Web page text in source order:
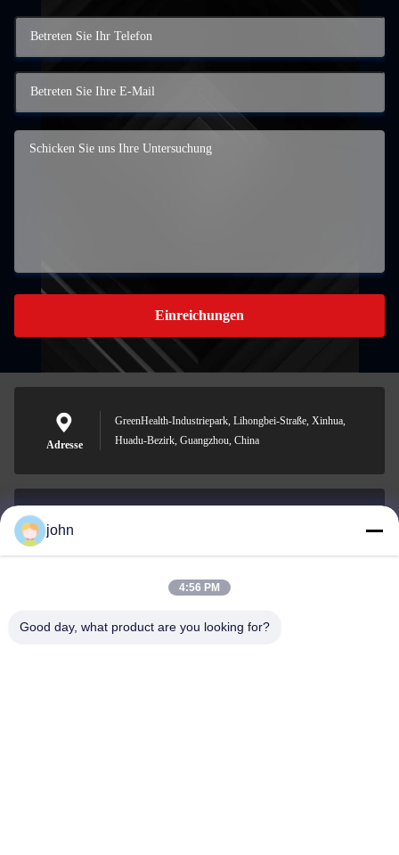
Einreichungen
Adresse
GreenHealth-Industriepark, Lihongbei-Straße, Xinhua,
Huadu-Bezirk, Guangzhou, China
0086-153-7406-6785
john
4:56 PM
Good day, what product are you looking for?